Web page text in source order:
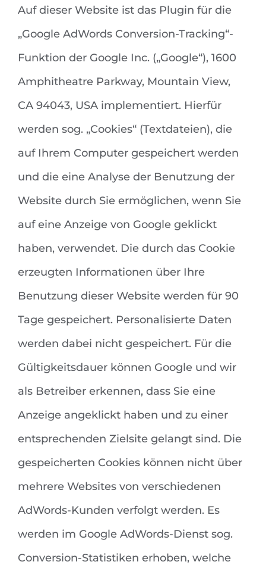
Auf dieser Website ist das Plugin für die
„Google AdWords Conversion-Tracking“-
Funktion der Google Inc. („Google“), 1600
Amphitheatre Parkway, Mountain View,
CA 94043, USA implementiert. Hierfür
werden sog. „Cookies“ (Textdateien), die
auf Ihrem Computer gespeichert werden
und die eine Analyse der Benutzung der
Website durch Sie ermöglichen, wenn Sie
auf eine Anzeige von Google geklickt
haben, verwendet. Die durch das Cookie
erzeugten Informationen über Ihre
Benutzung dieser Website werden für 90
Tage gespeichert. Personalisierte Daten
werden dabei nicht gespeichert. Für die
Gültigkeitsdauer können Google und wir
als Betreiber erkennen, dass Sie eine
Anzeige angeklickt haben und zu einer
entsprechenden Zielsite gelangt sind. Die
gespeicherten Cookies können nicht über
mehrere Websites von verschiedenen
AdWords-Kunden verfolgt werden. Es
werden im Google AdWords-Dienst sog.
Conversion-Statistiken erhoben, welche